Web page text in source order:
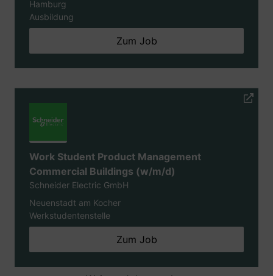
Hamburg
Ausbildung
Zum Job
Work Student Product Management
Commercial Buildings (w/m/d)
Schneider Electric GmbH
Neuenstadt am Kocher
Werkstudentenstelle
Zum Job